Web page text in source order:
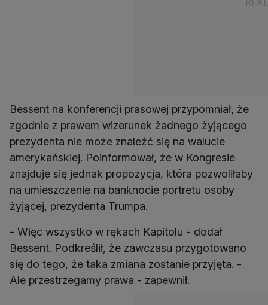
Bessent na konferencji prasowej przypomniał, że
zgodnie z prawem wizerunek żadnego żyjącego
prezydenta nie może znaleźć się na walucie
amerykańskiej. Poinformował, że w Kongresie
znajduje się jednak propozycja, która pozwoliłaby
na umieszczenie na banknocie portretu osoby
żyjącej, prezydenta Trumpa.
- Więc wszystko w rękach Kapitolu - dodał
Bessent. Podkreślił, że zawczasu przygotowano
się do tego, że taka zmiana zostanie przyjęta. -
Ale przestrzegamy prawa - zapewnił.